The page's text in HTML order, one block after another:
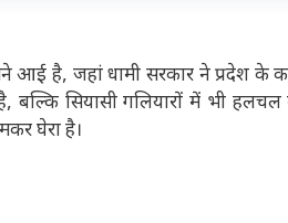
आई है, जहां धामी सरकार ने प्रदेश के
बल्कि सियासी गलियारों में भी
घेरा है।